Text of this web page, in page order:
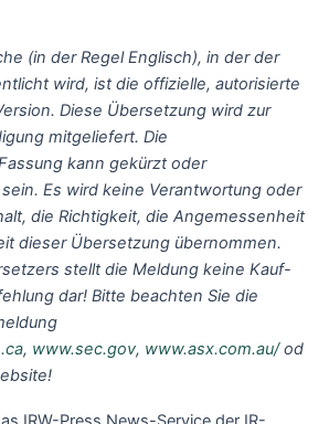
(in der Regel Englisch), in der der
wird, ist die offizielle, autorisierte
Diese Übersetzung wird zur
mitgeliefert. Die
kann gekürzt oder
Es wird keine Verantwortung oder
die Richtigkeit, die Angemessenheit
dieser Übersetzung übernommen.
stellt die Meldung keine Kauf-
dar! Bitte beachten Sie die
, www.sec.gov, www.asx.com.au/od